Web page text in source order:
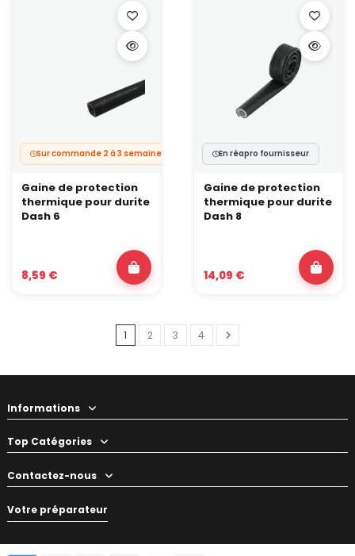
Sur commande 2 à 3 semaines
Gaine de protection
thermique pour durite
Dash 6
8,59 €
En réapro fournisseur
Gaine de protection
thermique pour durite
Dash 8
14,09 €
1 2 3 4
Informations
Top Catégories
Contactez-nous
Votre préparateur